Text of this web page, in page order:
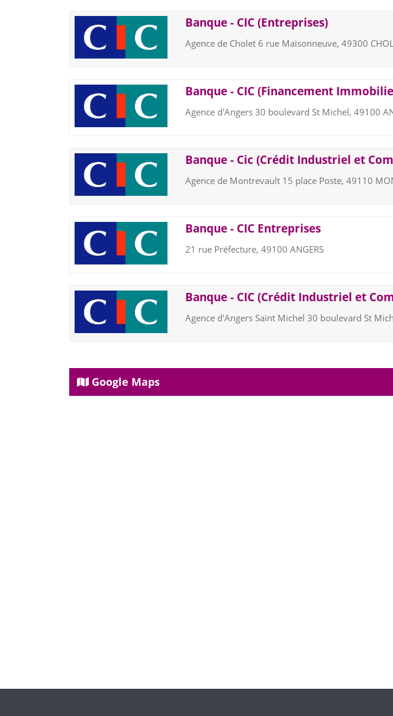
Banque - CIC (Entreprises)
Agence de Cholet 6 rue Maisonneuve, 49300
Banque - CIC (Financement
Agence d'Angers 30 boulevard St Michel, 49100
Banque - Cic (Crédit Industriel et
Agence de Montrevault 15 place Poste, 49110
Banque - CIC Entreprises
21 rue Préfecture, 49100 ANGERS
Banque - CIC (Crédit Industriel et
Agence d'Angers Saint Michel 30 boulevard St
Google Maps